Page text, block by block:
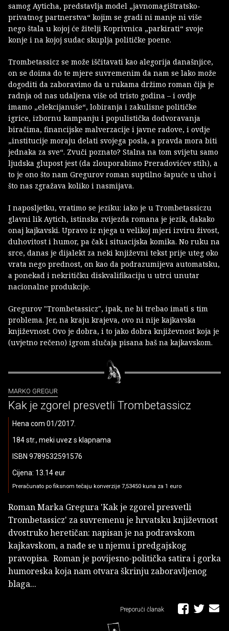
samog Ayticha, predstavlja model „javnomagištratsko-
privatnog partnerstva“ kojim se gradi ni manje ni više
nego štala u kojoj će žitelji Koprivnica „parkirati“ svoje
konje i na kojoj sudac skuplja političke poene.
Trombetassicz se može iščitavati kao alegorija današnjice,
on se doima do te mjere suvremenim da nam se lako može
dogoditi da zaboravimo da u rukama držimo roman čija je
radnja od nas udaljena više od tristo godina – i ovdje
imamo „elekcijanuše“, lobiranja i zakulisne političke
igrice, izbornu kampanju i populistička dodvoravanja
biračima, financijske malverzacije i javne radove, i ovdje
„institucije moraju delati svojega posla, a pravda mora biti
jednaka za sve“. Zvuči poznato? Stalna na tom svijetu samo
ljudska glupost jest (da zlouporabimo Preradovićev stih), a
to je ono što nam Gregurov roman suptilno šapuće u uho i
što nas zgražava koliko i nasmijava.
I naposljetku, vratimo se jeziku: iako je u Trombetassiczu
glavni lik Aytich, istinska zvijezda romana je jezik, dakako
onaj kajkavski. Upravo iz njega u velikoj mjeri izviru živost,
duhovitost i humor, pa čak i situacijska komika. No ruku na
srce, danas je dijalekt za neki književni tekst prije uteg oko
vrata nego prednost, on kao da podrazumijeva automatsku,
a ponekad i nekritičku diskvalifikaciju u utrci unutar
nacionalne produkcije.
Gregurov "Trombetassicz", ipak, ne bi trebao imati s tim
problema. Jer, na kraju krajeva, ovo ni nije kajkavska
književnost. Ovo je dobra, i to jako dobra književnost koja je
(uvjetno rečeno) igrom slučaja pisana baš na kajkavskom.
MARKO GREGUR
Kak je zgorel presvetli Trombetassicz
Hena com 01/2017.
184 str., meki uvez s klapnama
ISBN 9789532591576
Cijena: 13.14 eur
Preračunato po fiksnom tečaju konverzije 7,53450 kuna za 1 euro
Roman Marka Gregura 'Kak je zgorel presvetli
Trombetassicz' za suvremenu je hrvatsku književnost
dvostruko heretičan: napisan je na podravskom
kajkavskom, a nađe se u njemu i predgajskog
pravopisa. Roman je povijesno-politička satira i gorka
humoreska koja nam otvara škrinju zaboravljenog
blaga...
Preporuči članak